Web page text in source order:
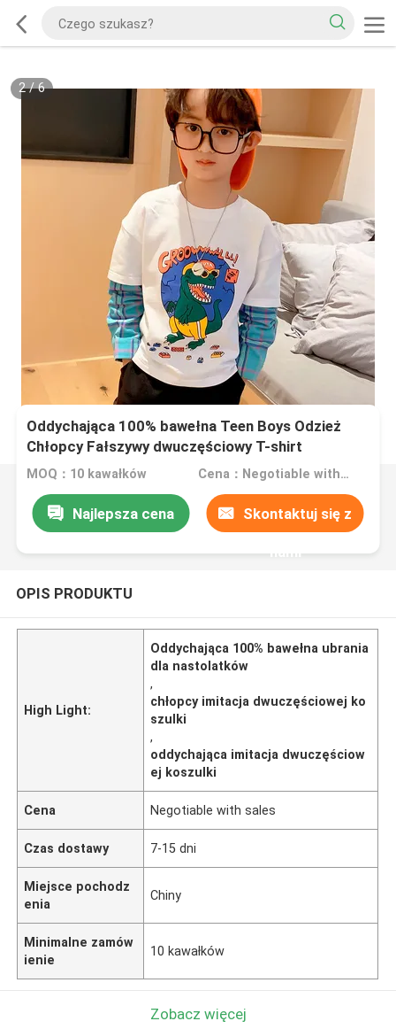
2/6
Oddychająca 100% bawełna Teen Boys Odzież
Chłopcy Fałszywy dwuczęściowy T-shirt
MOQ：10 kawałków Cena：Negotiable with sales
Najlepsza cena Skontaktuj się z
nami
OPIS PRODUKTU
High Light:
Oddychająca 100% bawełna ubrania
dla nastolatków
,
chłopcy imitacja dwuczęściowej ko
szulki
,
oddychająca imitacja dwuczęściow
ej koszulki
Cena Negotiable with sales
Czas dostawy 7-15 dni
Miejsce pochodz
enia
Chiny
Minimalne zamów
ienie
10 kawałków
Zobacz więcej